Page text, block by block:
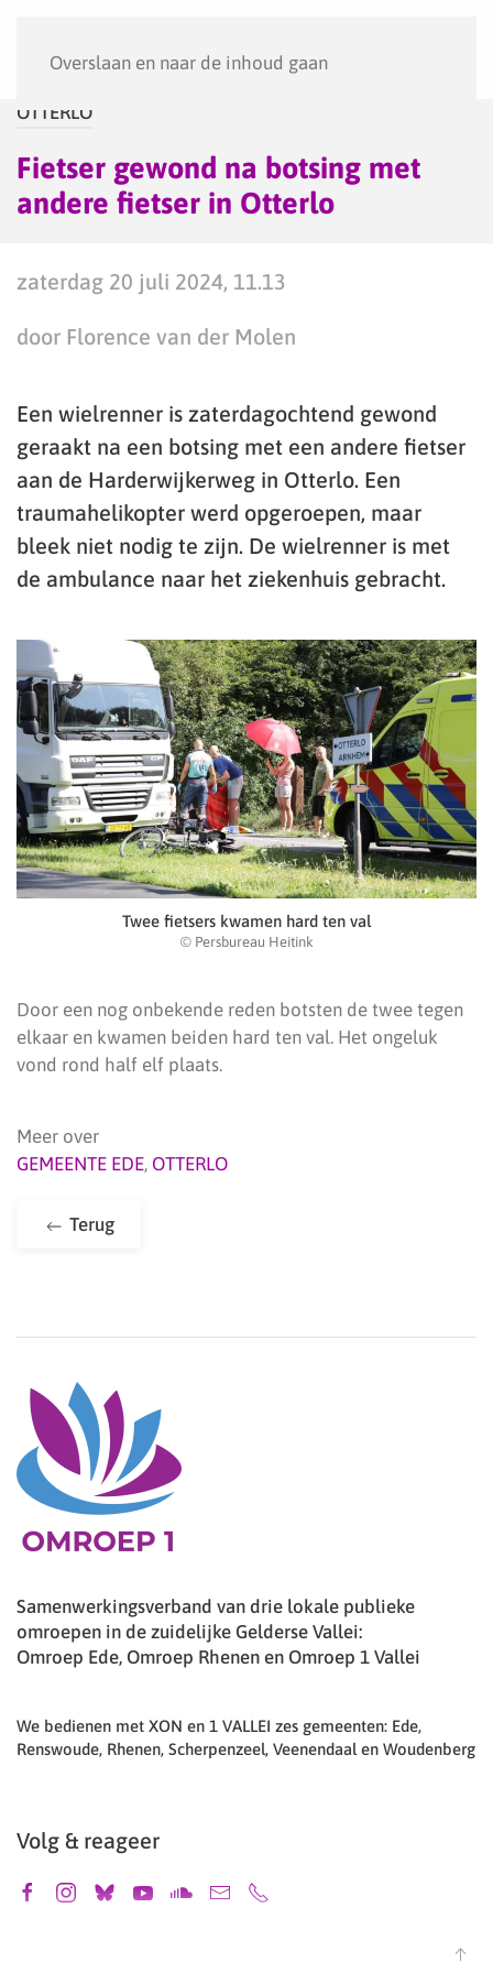
Overslaan en naar de inhoud gaan
OTTERLO
Fietser gewond na botsing met
andere fietser in Otterlo
zaterdag 20 juli 2024, 11.13
door Florence van der Molen
Een wielrenner is zaterdagochtend gewond
geraakt na een botsing met een andere fietser
aan de Harderwijkerweg in Otterlo. Een
traumahelikopter werd opgeroepen, maar
bleek niet nodig te zijn. De wielrenner is met
de ambulance naar het ziekenhuis gebracht.
Twee fietsers kwamen hard ten val
© Persbureau Heitink
Door een nog onbekende reden botsten de twee tegen
elkaar en kwamen beiden hard ten val. Het ongeluk
vond rond half elf plaats.
Meer over
GEMEENTE EDE, OTTERLO
Terug
Samenwerkingsverband van drie lokale publieke
omroepen in de zuidelijke Gelderse Vallei:
Omroep Ede, Omroep Rhenen en Omroep 1 Vallei
We bedienen met XON en 1 VALLEI zes gemeenten: Ede,
Renswoude, Rhenen, Scherpenzeel, Veenendaal en Woudenberg
Volg & reageer